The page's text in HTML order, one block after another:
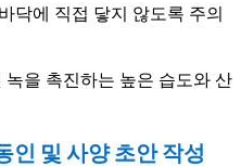
닥에 직접 닿지 않도록 주의
을 촉진하는 높은 습도와 산
인 및 사양 초안 작성